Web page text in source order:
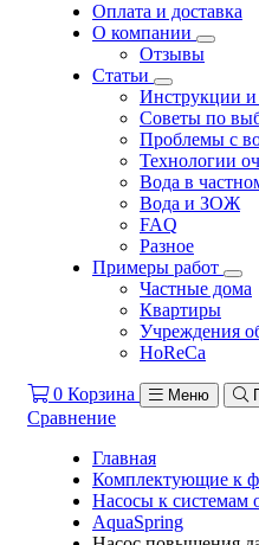
Оплата и доставка
О компании
Отзывы
Статьи
Инструкции и
Советы по
Проблемы с
Технологии
Вода в
Вода и ЗОЖ
FAQ
Разное
Примеры работ
Частные дома
Квартиры
Учреждения
HoReCa
0 Корзина Меню
Сравнение
Главная
Комплектующие к
Насосы к системам
AquaSpring